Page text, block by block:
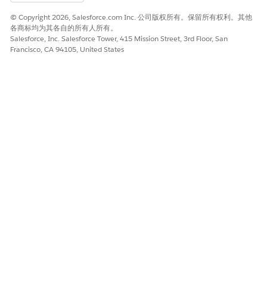
从测试套件中删除质量门
本文章是否解决您的问题？
© Copyright 2026, Salesforce.com Inc. 公司版权所有。保留所有权利。其他
各商标均为其各自的所有人所有。
Salesforce, Inc. Salesforce Tower, 415 Mission Street, 3rd Floor, San
Francisco, CA 94105, United States